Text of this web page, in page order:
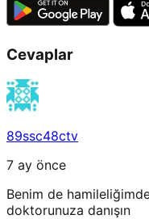
Cevaplar
89ssc48ctv
7 ay önce
Benim de
doktorunuza danışın